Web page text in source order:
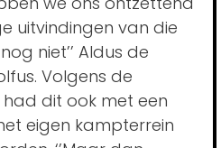
uitvindingen van die
niet’’ Aldus de
Volgens de
dit ook met een
eigen kampterrein